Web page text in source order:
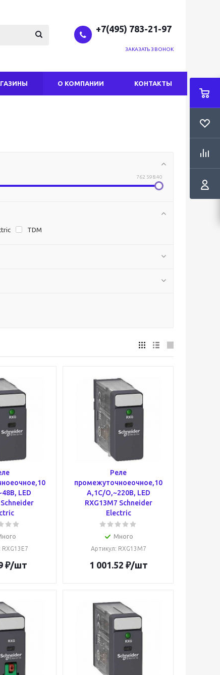
+7(495) 783-21-97
ЗАКАЗАТЬ ЗВОНОК
О КОМПАНИИ КОНТАКТЫ
762 598.40
TDM
LED
Schneider
: RXG13E7
₽/шт
Реле
промежуточноеочное,10
А,1С/О,~220В, LED
RXG13M7 Schneider
Electric
Много
Артикул: RXG13M7
1 001.52 ₽/шт